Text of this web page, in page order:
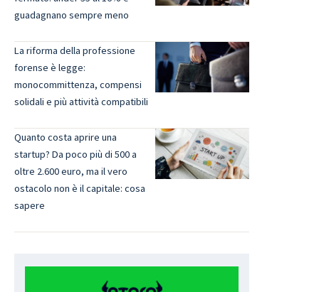
guadagnano sempre meno
La riforma della professione
forense è legge:
monocommittenza, compensi
solidali e più attività compatibili
Quanto costa aprire una
startup? Da poco più di 500 a
oltre 2.600 euro, ma il vero
ostacolo non è il capitale: cosa
sapere